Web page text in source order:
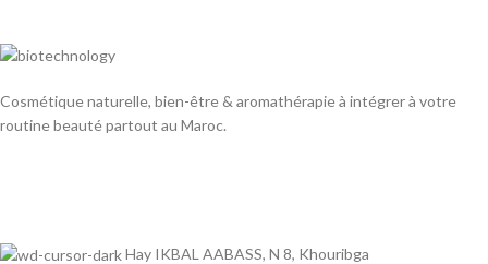
Cosmétique naturelle, bien-être & aromathérapie à intégrer à votre
routine beauté partout au Maroc.
Hay IKBAL AABASS, N 8, Khouribga